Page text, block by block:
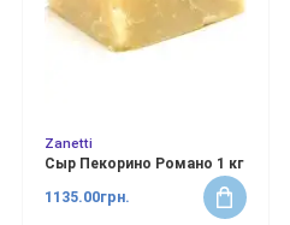
Zanetti
Сыр Пекорино Романо 1 кг
1135.00грн.